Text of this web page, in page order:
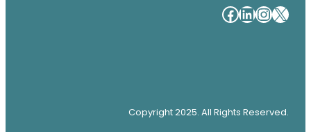
####
Copyright 2025. All Rights Reserved.